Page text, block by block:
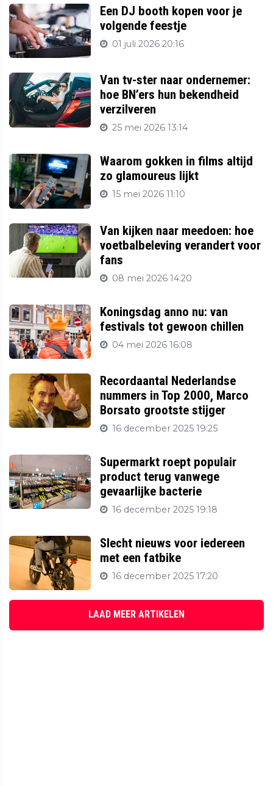
Een DJ booth kopen voor je
volgende feestje
01 juli 2026 20:16
Van tv-ster naar ondernemer:
hoe BN’ers hun bekendheid
verzilveren
25 mei 2026 13:14
Waarom gokken in films altijd
zo glamoureus lijkt
15 mei 2026 11:10
Van kijken naar meedoen: hoe
voetbalbeleving verandert voor
fans
08 mei 2026 14:20
Koningsdag anno nu: van
festivals tot gewoon chillen
04 mei 2026 16:08
Recordaantal Nederlandse
nummers in Top 2000, Marco
Borsato grootste stijger
16 december 2025 19:25
Supermarkt roept populair
product terug vanwege
gevaarlijke bacterie
16 december 2025 19:18
Slecht nieuws voor iedereen
met een fatbike
16 december 2025 17:20
LAAD MEER ARTIKELEN